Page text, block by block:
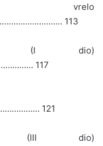
113
(I dio)
117
121
(III dio)